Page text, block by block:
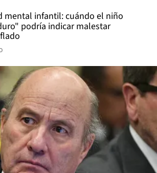
mental infantil: cuándo el niño
podría indicar malestar